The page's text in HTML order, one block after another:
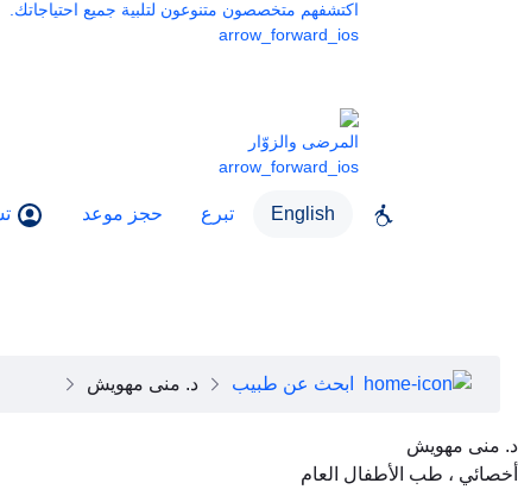
اكتشفهم متخصصون متنوعون لتلبية جميع احتياجاتك.
arrow_forward_ios
المرضى والزوّار
arrow_forward_ios
English تبرع حجز موعد
فريقنا التنفيذي
الأسئلة الشائعة
تواصل معنا
ابحث عن طبيب د. منى مهويش
د. منى مهويش
أخصائي ، طب الأطفال العام